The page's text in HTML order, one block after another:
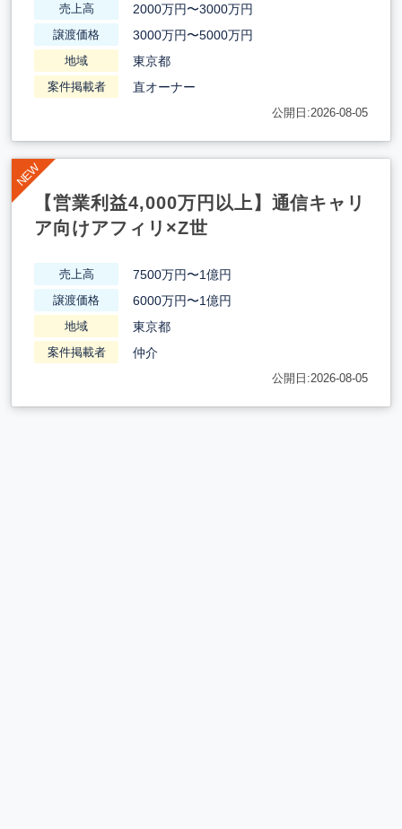
売上高 2000万円〜3000万円
譲渡価格 3000万円〜5000万円
地域 東京都
案件掲載者 直オーナー
公開日:2026-08-05
【営業利益4,000万円以上】通信キャリ
ア向けアフィリ×Z世
売上高 7500万円〜1億円
譲渡価格 6000万円〜1億円
地域 東京都
案件掲載者 仲介
公開日:2026-08-05